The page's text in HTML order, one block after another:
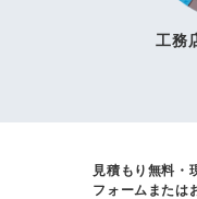
工務
見積もり無料・
フォームまたは